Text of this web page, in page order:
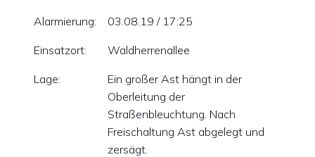
Alarmierung: 03.08.19 / 17:25
Einsatzort: Waldherrenallee
Lage:
Ein großer Ast hängt in der
Oberleitung der
Straßenbleuchtung. Nach
Freischaltung Ast abgelegt und
zersägt.